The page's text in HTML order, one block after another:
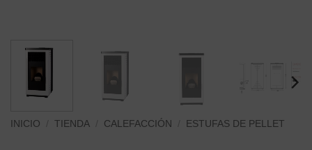
INICIO TIENDA CALEFACCIÓN ESTUFAS DE PELLET